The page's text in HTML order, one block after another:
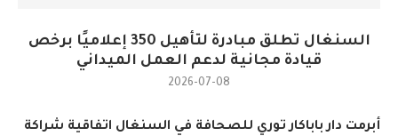
السنغال تطلق مبادرة لتأهيل 350 إعلاميًا برخص
قيادة مجانية لدعم العمل الميداني
2026-07-08
أبرمت دار باباكار توري للصحافة في السنغال اتفاقية شراكة